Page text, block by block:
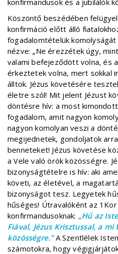
Köszöntő beszédében
konfirmáció előtt álló
fogadalomtételük
nézve: „Ne érezzétek úgy,
valami befejeződött volna, és
érkeztetek volna, mert sokkal
álltok. Jézus követésére
életre szól! Mit jelent Jézust
döntésre hív: a most
fogadalom, amit nagyon
nagyon komolyan veszi a
megijednetek, gondoljatok
benneteket! Jézus követése
a Vele való örök közösségre.
bizonyságtételre is hív: aki
követi, az életével, a
bizonyságot tesz. Legyetek
hűséges! Útravalóként az
konfirmandusoknak: „Hű az
Fiával, Jézus Krisztussal, a
közösségre.”A Szentlélek
számotokra, hogy